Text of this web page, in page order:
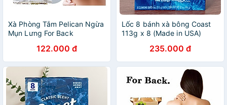
Xà Phòng Tắm Pelican Ngừa
Mụn Lưng For Back
122.000 đ
Lốc 8 bánh xà bông Coast
113g x 8 (Made in USA)
235.000 đ